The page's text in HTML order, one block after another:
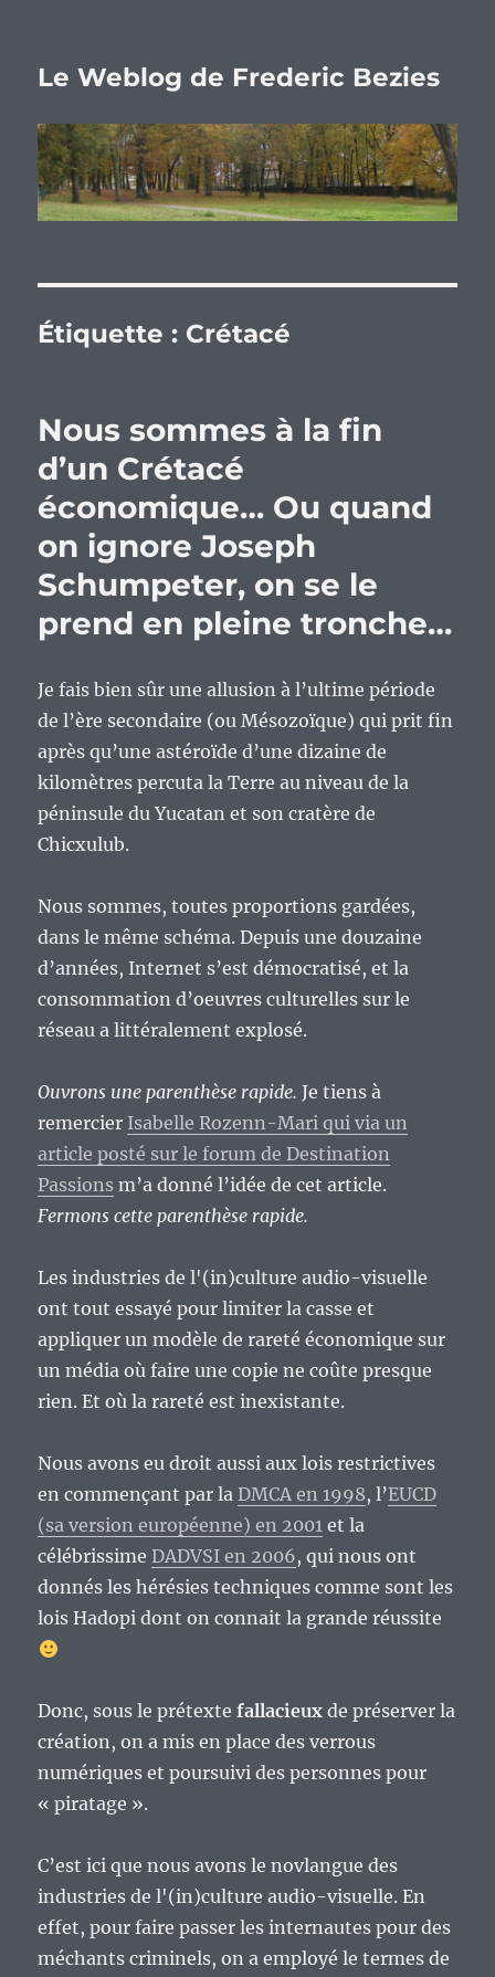
Le Weblog de Frederic Bezies
Étiquette : Crétacé
Nous sommes à la fin
d’un Crétacé
économique… Ou quand
on ignore Joseph
Schumpeter, on se le
prend en pleine tronche…
Je fais bien sûr une allusion à l’ultime période
de l’ère secondaire (ou Mésozoïque) qui prit fin
après qu’une astéroïde d’une dizaine de
kilomètres percuta la Terre au niveau de la
péninsule du Yucatan et son cratère de
Chicxulub.
Nous sommes, toutes proportions gardées,
dans le même schéma. Depuis une douzaine
d’années, Internet s’est démocratisé, et la
consommation d’oeuvres culturelles sur le
réseau a littéralement explosé.
Ouvrons une parenthèse rapide. Je tiens à
remercier Isabelle Rozenn-Mari qui via un
article posté sur le forum de Destination
Passions m’a donné l’idée de cet article.
Fermons cette parenthèse rapide.
Les industries de l'(in)culture audio-visuelle
ont tout essayé pour limiter la casse et
appliquer un modèle de rareté économique sur
un média où faire une copie ne coûte presque
rien. Et où la rareté est inexistante.
Nous avons eu droit aussi aux lois restrictives
en commençant par laDMCA en 1998, l’EUCD
(sa version européenne) en 2001 et la
célébrissimeDADVSI en 2006, qui nous ont
donnés les hérésies techniques comme sont les
lois Hadopi dont on connait la grande réussite
Donc, sous le prétextefallacieux de préserver la
création, on a mis en place des verrous
numériques et poursuivi des personnes pour
« piratage ».
C’est ici que nous avons le novlangue des
industries de l'(in)culture audio-visuelle. En
effet, pour faire passer les internautes pour des
méchants criminels, on a employé le termes de